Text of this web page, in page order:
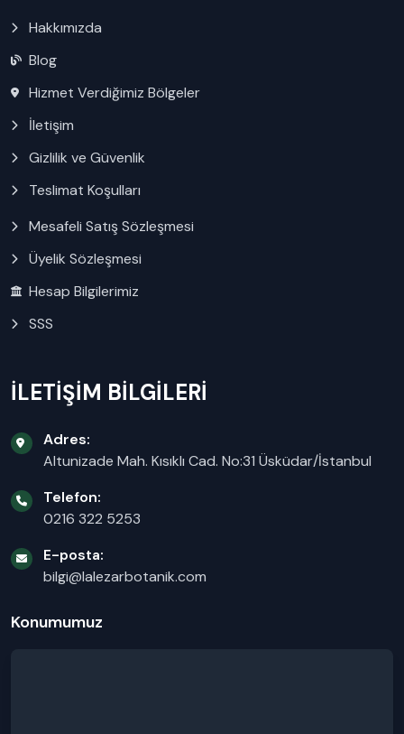
Hakkımızda
Blog
Hizmet Verdiğimiz Bölgeler
İletişim
Gizlilik ve Güvenlik
Teslimat Koşulları
Mesafeli Satış Sözleşmesi
Üyelik Sözleşmesi
Hesap Bilgilerimiz
SSS
İLETİŞİM BİLGİLERİ
Adres:
Altunizade Mah. Kısıklı Cad. No:31 Üsküdar/İstanbul
Telefon:
0216 322 5253
E-posta:
bilgi@lalezarbotanik.com
Konumumuz